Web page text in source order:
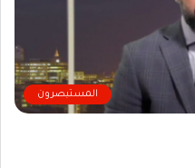
المستبصرون